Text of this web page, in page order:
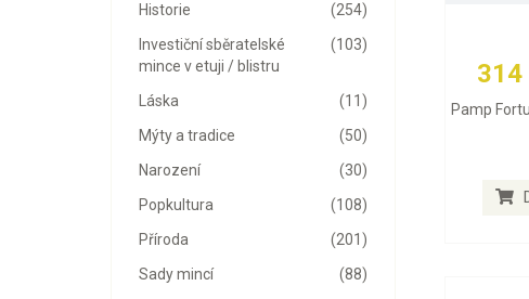
(254)
Historie
(103)
Investiční sběratelské
mince v etuji / blistru
(11)
Láska
(50)
Mýty a tradice
(30)
Narození
(108)
Popkultura
(201)
Příroda
(88)
Sady mincí
314
Pamp